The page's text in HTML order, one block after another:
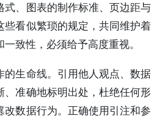
式、图表的制作标准、页边距与
些看似繁琐的规定，共同维护着
致性，必须给予高度重视。
的生命线。引用他人观点、数据
、准确地标明出处，杜绝任何形
改数据行为。正确使用引注和参